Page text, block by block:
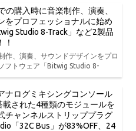
の購入時に音楽制作、演奏、
をプロフェッショナルに始め
Studio 8-Track」など2製品
、演奏、サウンドデザインをプロ
フトウェア「Bitwig Studio 8-
ナログミキシングコンソール
載された4種類のモジュールを
チャンネルストリッププラグ
「32C Bus」が83%OFF、24